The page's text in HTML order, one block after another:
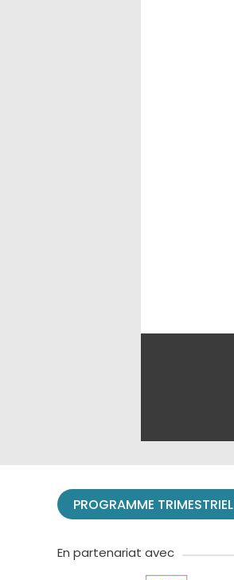
PROGRAMME TRIMESTRIEL
En partenariat avec